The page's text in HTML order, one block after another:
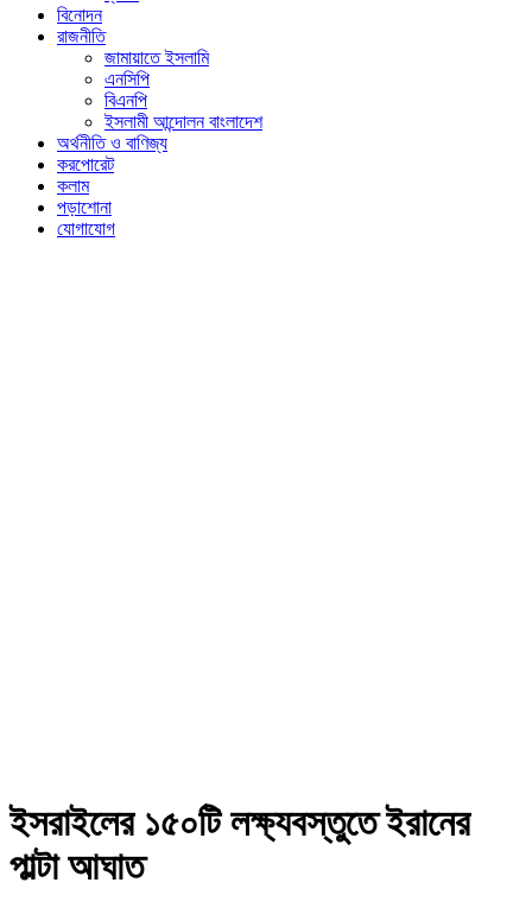
বিনোদন
রাজনীতি
জামায়াতে ইসলামি
এনসিপি
বিএনপি
ইসলামী আন্দোলন বাংলাদেশ
অর্থনীতি ও বাণিজ্য
করপোরেট
কলাম
পড়াশোনা
যোগাযোগ
ইসরাইলের ১৫০টি লক্ষ্যবস্তুতে ইরানের
পাল্টা আঘাত